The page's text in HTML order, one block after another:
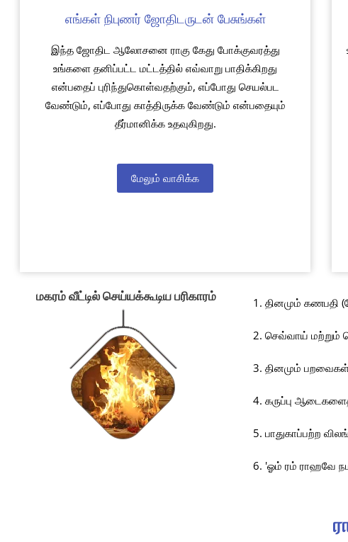
எங்கள் நிபுணர் ஜோதிடருடன் பேசுங்கள்
இந்த ஜோதிட ஆலோசனை ராகு கேது போக்குவரத்து
உங்களை தனிப்பட்ட மட்டத்தில் எவ்வாறு பாதிக்கிறது
என்பதைப் புரிந்துகொள்வதற்கும், எப்போது செயல்பட
வேண்டும், எப்போது காத்திருக்க வேண்டும் என்பதையும்
தீர்மானிக்க உதவுகிறது.
மேலும் வாசிக்க
மகரம் வீட்டில் செய்யக்கூடிய பரிகாரம் தினமும் கணபதி
செவ்வாய் மற்றும்
தினமும்
கருப்பு
பாதுகாப்பற்ற
'ஓம் ரம் ராஹவே